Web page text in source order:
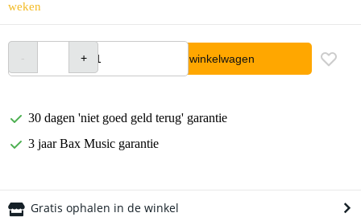
weken
In winkelwagen
30 dagen 'niet goed geld terug' garantie
3 jaar Bax Music garantie
Gratis ophalen in de winkel